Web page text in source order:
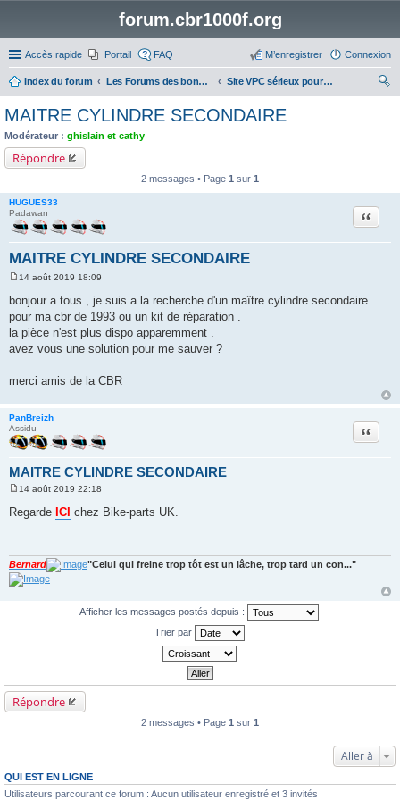
forum.cbr1000f.org
Accès rapide Portail FAQ Connexion
M’enregistrer
Index du forum Les Forums des bonnes adresses
Site VPC sérieux pour pièces et accessoires moto
MAITRE CYLINDRE SECONDAIRE
Modérateur : ghislain et cathy
Répondre
2 messages • Page 1 sur 1
HUGUES33
Padawan
MAITRE CYLINDRE SECONDAIRE
Citation
s
s
g
e
14 août 2019 18:09
bonjour a tous , je suis a la recherche d'un maître cylindre secondaire
pour ma cbr de 1993 ou un kit de réparation .
la pièce n'est plus dispo apparemment .
avez vous une solution pour me sauver ?
merci amis de la CBR
PanBreizh
Assidu
MAITRE CYLINDRE SECONDAIRE
Citation
s
e
14 août 2019 22:18
Regarde ICI chez Bike-parts UK.
Bernard "Celui qui freine trop tôt est un lâche, trop tard un con..."
Afficher les messages postés depuis :
Trier par
Répondre
2 messages • Page 1 sur 1
Aller à
QUI EST EN LIGNE
Utilisateurs parcourant ce forum : Aucun utilisateur enregistré et 3 invités